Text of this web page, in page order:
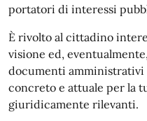
portatori di interessi
È rivolto al cittadino
visione ed,
documenti
concreto e attuale per la
giuridicamente rilevanti.